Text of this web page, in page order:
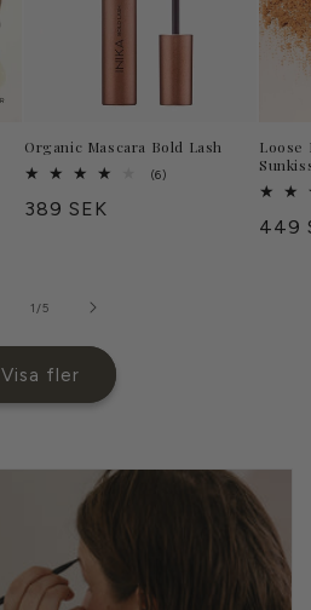
Organic Mascara Bold Lash
(6)6
Ordinarie
389 SEK
Loose
449
1/av
5
Visa fler